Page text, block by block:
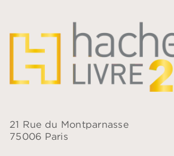
21 Rue du Montparnasse
75006 Paris